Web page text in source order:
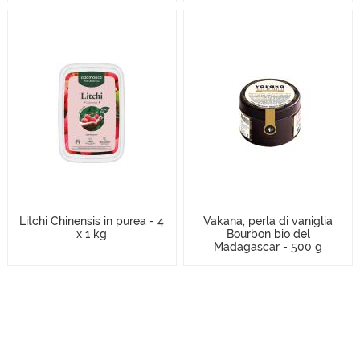
Litchi Chinensis in purea - 4
x 1 kg
Vakana, perla di vaniglia
Bourbon bio del
Madagascar - 500 g